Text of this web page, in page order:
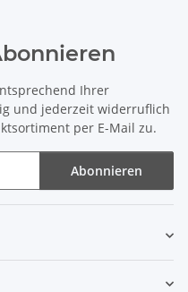
Ihrer
und jederzeit widerruflich
per E-Mail zu.
Abonnieren